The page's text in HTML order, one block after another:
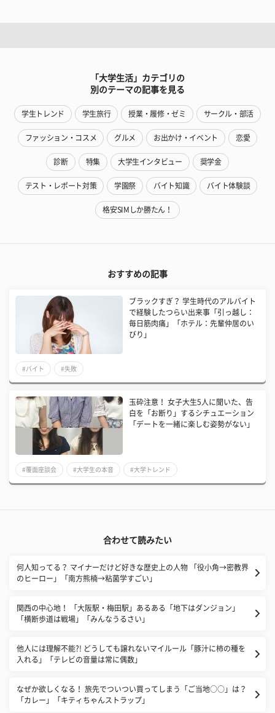
「大学生活」カテゴリの
別のテーマの記事を見る
学生トレンド 学生旅行 授業・履修・ゼミ サークル・部活
ファッション・コスメ グルメ お出かけ・イベント 恋愛
診断 特集 大学生インタビュー 奨学金
テスト・レポート対策 学園祭 バイト知識 バイト体験談
格安SIMしか勝たん！
おすすめの記事
ブラックすぎ？ 学生時代のアルバイト
で経験したつらい出来事「引っ越し：
毎日筋肉痛」「ホテル：先輩仲居のい
びり」
#バイト #失敗
玉砕注意！ 女子大生5人に聞いた、告
白を「お断り」するシチュエーション
「デートを一緒に楽しむ姿勢がない」
#覆面座談会 #大学生の本音 #大学トレンド
合わせて読みたい
​何人知ってる？ マイナーだけど好きな歴史上の人物 「役小角→密教界
のヒーロー」「南方熊楠→粘菌学すごい」
関西の中心地！ 「大阪駅・梅田駅」あるある「地下はダンジョン」
「横断歩道は戦場」「みんなうるさい」
他人には理解不能?! どうしても譲れないマイルール「豚汁に柿の種を
入れる」「テレビの音量は常に偶数」
なぜか欲しくなる！ 旅先でついつい買ってしまう「ご当地○○」は？
「カレー」「キティちゃんストラップ」